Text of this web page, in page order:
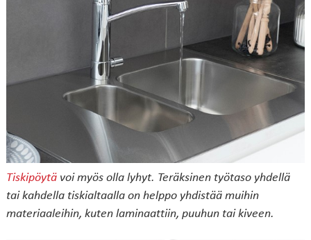
Tiskipöytävoi myös olla lyhyt. Teräksinen työtaso yhdellä
tai kahdella tiskialtaalla on helppo yhdistää muihin
materiaaleihin, kuten laminaattiin, puuhun tai kiveen.